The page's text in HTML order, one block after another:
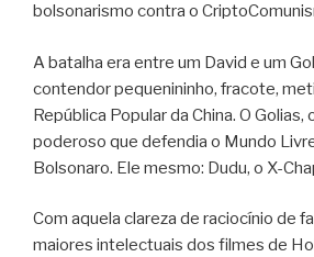
bolsonarismo contra o
A batalha era entre um David e um
contendor pequenininho, fracote,
República Popular da China. O
poderoso que defendia o Mundo
Bolsonaro. Ele mesmo: Dudu, o X-
Com aquela clareza de raciocínio de
maiores intelectuais dos filmes de